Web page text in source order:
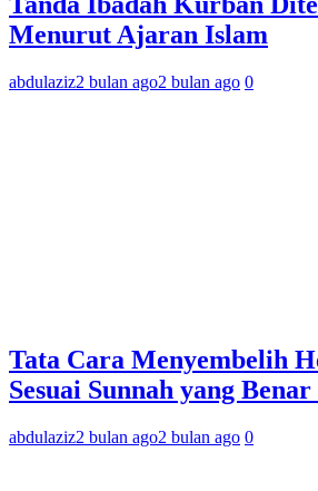
Menurut Ajaran Islam
abdulaziz2 bulan ago2 bulan ago 0
Tata Cara Menyembelih
Sesuai Sunnah yang
abdulaziz2 bulan ago2 bulan ago 0